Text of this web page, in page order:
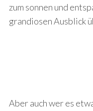
zum sonnen und
grandiosen Ausblick
Aber auch wer es